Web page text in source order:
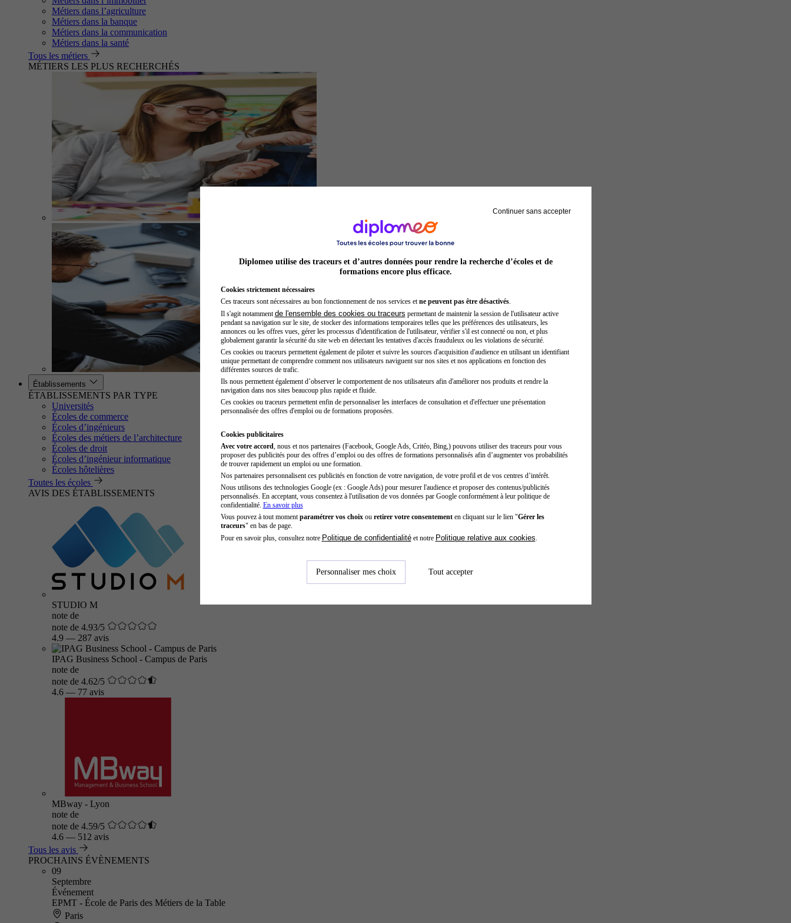
Métiers dans l’agriculture
Métiers dans la banque
Métiers dans la communication
Métiers dans la santé
Tous les métiers
MÉTIERS LES PLUS RECHERCHÉS
Auxiliaire de puériculture
Établissements
ÉTABLISSEMENTS PAR TYPE
Universités
Écoles de commerce
Écoles d’ingénieurs
Écoles des métiers de l’architecture
Écoles de droit
Écoles d’ingénieur informatique
Écoles hôtelières
Toutes les écoles
AVIS DES ÉTABLISSEMENTS
STUDIO M
note de
note de 4.93/5
4.9 — 287 avis
IPAG Business School - Campus de Paris
note de
note de 4.62/5
4.6 — 77 avis
MBway - Lyon
note de
note de 4.59/5
4.6 — 512 avis
Tous les avis
PROCHAINS ÉVÈNEMENTS
09
Septembre
Événement
EPMT - École de Paris des Métiers de la Table
Paris
Continuer sans accepter
Diplomeo utilise des traceurs et d’autres données pour rendre la recherche d’écoles et de
formations encore plus efficace.
Cookies strictement nécessaires
Ces traceurs sont nécessaires au bon fonctionnement de nos services et ne peuvent pas être désactivés.
Il s'agit notamment de l'ensemble des cookies ou traceurs permettant de maintenir la session de l'utilisateur active
pendant sa navigation sur le site, de stocker des informations temporaires telles que les préférences des utilisateurs, les
annonces ou les offres vues, gérer les processus d'identification de l'utilisateur, vérifier s'il est connecté ou non, et plus
globalement garantir la sécurité du site web en détectant les tentatives d'accès frauduleux ou les violations de sécurité.
Ces cookies ou traceurs permettent également de piloter et suivre les sources d'acquisition d'audience en utilisant un identifiant
unique permettant de comprendre comment nos utilisateurs naviguent sur nos sites et nos applications en fonction des
différentes sources de trafic.
Ils nous permettent également d’observer le comportement de nos utilisateurs afin d'améliorer nos produits et rendre la
navigation dans nos sites beaucoup plus rapide et fluide.
Ces cookies ou traceurs permettent enfin de personnaliser les interfaces de consultation et d'effectuer une présentation
personnalisée des offres d'emploi ou de formations proposées.
Cookies publicitaires
Avec votre accord , nous et nos partenaires (Facebook, Google Ads, Critéo, Bing,) pouvons utiliser des traceurs pour vous
proposer des publicités pour des offres d’emploi ou des offres de formations personnalisés afin d’augmenter vos probabilités
de trouver rapidement un emploi ou une formation.
Nos partenaires personnalisent ces publicités en fonction de votre navigation, de votre profil et de vos centres d’intérêt.
Nous utilisons des technologies Google (ex : Google Ads) pour mesurer l'audience et proposer des contenus/publicités
personnalisés. En acceptant, vous consentez à l'utilisation de vos données par Google conformément à leur politique de
confidentialité. En savoir plus
Vous pouvez à tout moment paramétrer vos choixou retirer votre consentementen cliquant sur le lien "Gérer les
traceurs" en bas de page.
Pour en savoir plus, consultez notre Politique de confidentialitéet notre Politique relative aux cookies
Personnaliser mes choix Tout accepter